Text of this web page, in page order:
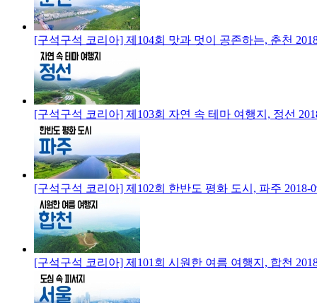
[구석구석 코리아] 제104회 맛과 멋이 공존하는, 춘천
[구석구석 코리아] 제103회 자연 속 테마 여행지, 정선
[구석구석 코리아] 제102회 한반도 평화 도시, 파주 2018-
[구석구석 코리아] 제101회 시원한 여름 여행지, 합천